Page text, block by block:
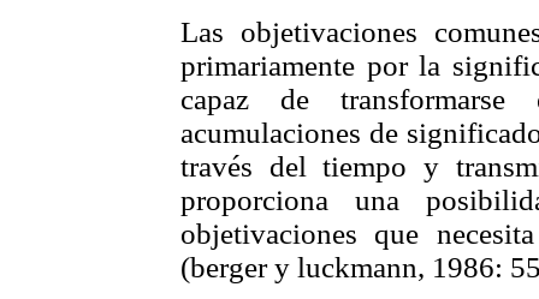
Las objetivaciones
primariamente por la
capaz de
acumulaciones de
través del tiempo y
proporciona una
objetivaciones que
(berger y luckmann, 1986: